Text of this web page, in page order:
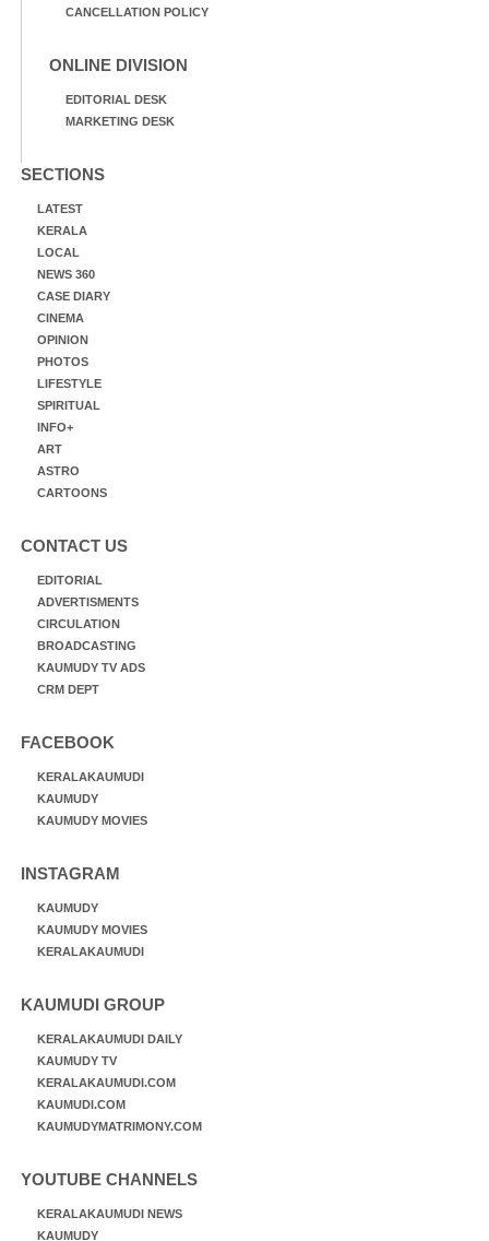
CANCELLATION POLICY
ONLINE DIVISION
EDITORIAL DESK
MARKETING DESK
SECTIONS
LATEST
KERALA
LOCAL
NEWS 360
CASE DIARY
CINEMA
OPINION
PHOTOS
LIFESTYLE
SPIRITUAL
INFO+
ART
ASTRO
CARTOONS
CONTACT US
EDITORIAL
ADVERTISMENTS
CIRCULATION
BROADCASTING
KAUMUDY TV ADS
CRM DEPT
FACEBOOK
KERALAKAUMUDI
KAUMUDY
KAUMUDY MOVIES
INSTAGRAM
KAUMUDY
KAUMUDY MOVIES
KERALAKAUMUDI
KAUMUDI GROUP
KERALAKAUMUDI DAILY
KAUMUDY TV
KERALAKAUMUDI.COM
KAUMUDI.COM
KAUMUDYMATRIMONY.COM
YOUTUBE CHANNELS
KERALAKAUMUDI NEWS
KAUMUDY